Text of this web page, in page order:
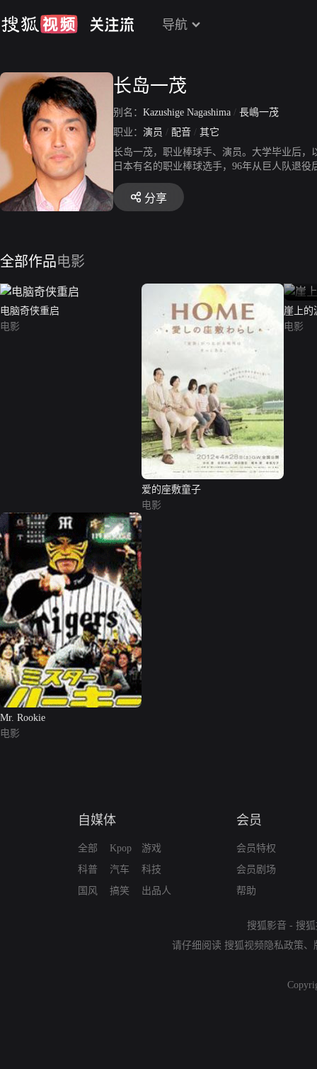
导航
长岛一茂
别名： Kazushige Nagashima / 長嶋一茂
职业： 演员 / 配音 / 其它
长岛一茂，职业棒球手、演员。大学毕业后
日本有名的职业棒球选手，96年从巨人队退
最佳新人奖及报知映画最佳新人奖，此后又
分享
全部作品电影
电脑奇侠重启
电影
爱的座敷童子
电影
崖上的
电影
Mr. Rookie
电影
自媒体
全部
科普
国风
Kpop
汽车
搞笑
游戏
科技
出品人
会员
会员特权
会员剧场
帮助
搜狐影音 - 搜
请仔细阅读 搜狐视频隐私政策、